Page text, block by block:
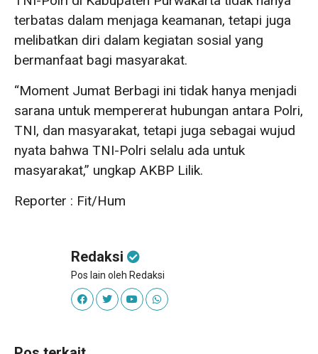
terbatas dalam menjaga keamanan, tetapi juga
melibatkan diri dalam kegiatan sosial yang
bermanfaat bagi masyarakat.
“Moment Jumat Berbagi ini tidak hanya menjadi
sarana untuk mempererat hubungan antara Polri,
TNI, dan masyarakat, tetapi juga sebagai wujud
nyata bahwa TNI-Polri selalu ada untuk
masyarakat,” ungkap AKBP Lilik.
Reporter : Fit/Hum
Redaksi
Pos lain oleh Redaksi